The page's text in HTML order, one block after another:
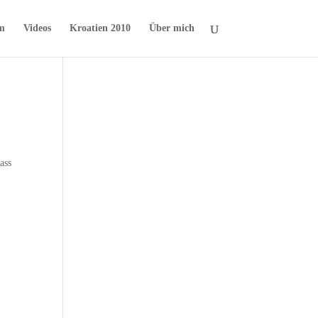
Videos Kroatien 2010 Über mich